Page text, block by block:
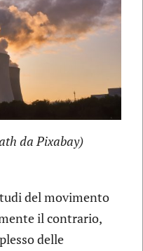
da Pixabay)
del movimento
il contrario,
delle